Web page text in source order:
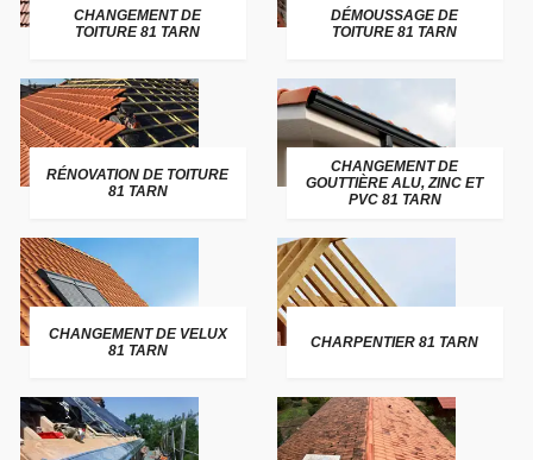
CHANGEMENT DE
TOITURE 81 TARN
DÉMOUSSAGE DE
TOITURE 81 TARN
RÉNOVATION DE TOITURE
81 TARN
CHANGEMENT DE
GOUTTIÈRE ALU, ZINC ET
PVC 81 TARN
CHANGEMENT DE VELUX
81 TARN
CHARPENTIER 81 TARN